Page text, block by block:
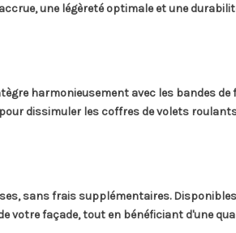
une légèreté optimale et une
harmonieusement avec les bandes
dissimuler les coffres de volets
sans frais supplémentaires.
façade, tout en bénéficiant d'une